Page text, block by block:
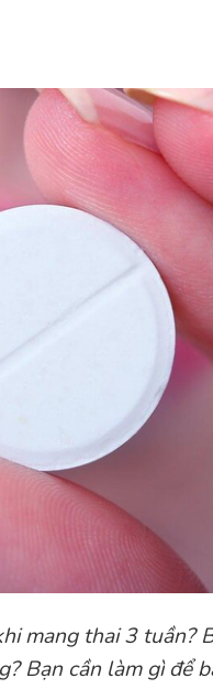
mang thai 3 tuần?
Bạn cần làm gì để